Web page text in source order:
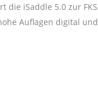
die iSaddle 5.0 zur
Auflagen digital